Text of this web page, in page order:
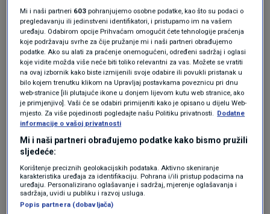
Oglas
Mi i naši partneri 603 pohranjujemo osobne podatke, kao što su podaci o
pregledavanju ili jedinstveni identifikatori, i pristupamo im na vašem
uređaju. Odabirom opcije Prihvaćam omogućit ćete tehnologije praćenja
koje podržavaju svrhe za čije pružanje mi i naši partneri obrađujemo
podatke. Ako su alati za praćenje onemogućeni, određeni sadržaj i oglasi
koje vidite možda više neće biti toliko relevantni za vas. Možete se vratiti
na ovaj izbornik kako biste izmijenili svoje odabire ili povukli pristanak u
bilo kojem trenutku klikom na Upravljaj postavkama poveznicu pri dnu
web-stranice [ili plutajuće ikone u donjem lijevom kutu web stranice, ako
je primjenjivo]. Vaši će se odabiri primijeniti kako je opisano u dijelu Web-
mjesto. Za više pojedinosti pogledajte našu Politiku privatnosti. Dodatne
informacije o vašoj privatnosti
Mi i naši partneri obrađujemo podatke kako bismo pružili
sljedeće:
Korištenje preciznih geolokacijskih podataka. Aktivno skeniranje
karakteristika uređaja za identifikaciju. Pohrana i/ili pristup podacima na
uređaju. Personalizirano oglašavanje i sadržaj, mjerenje oglašavanja i
sadržaja, uvidi u publiku i razvoj usluga.
Popis partnera (dobavljača)